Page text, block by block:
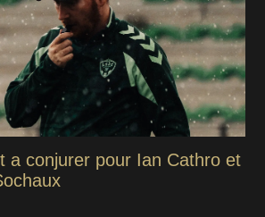
a conjurer pour Ian Cathro et